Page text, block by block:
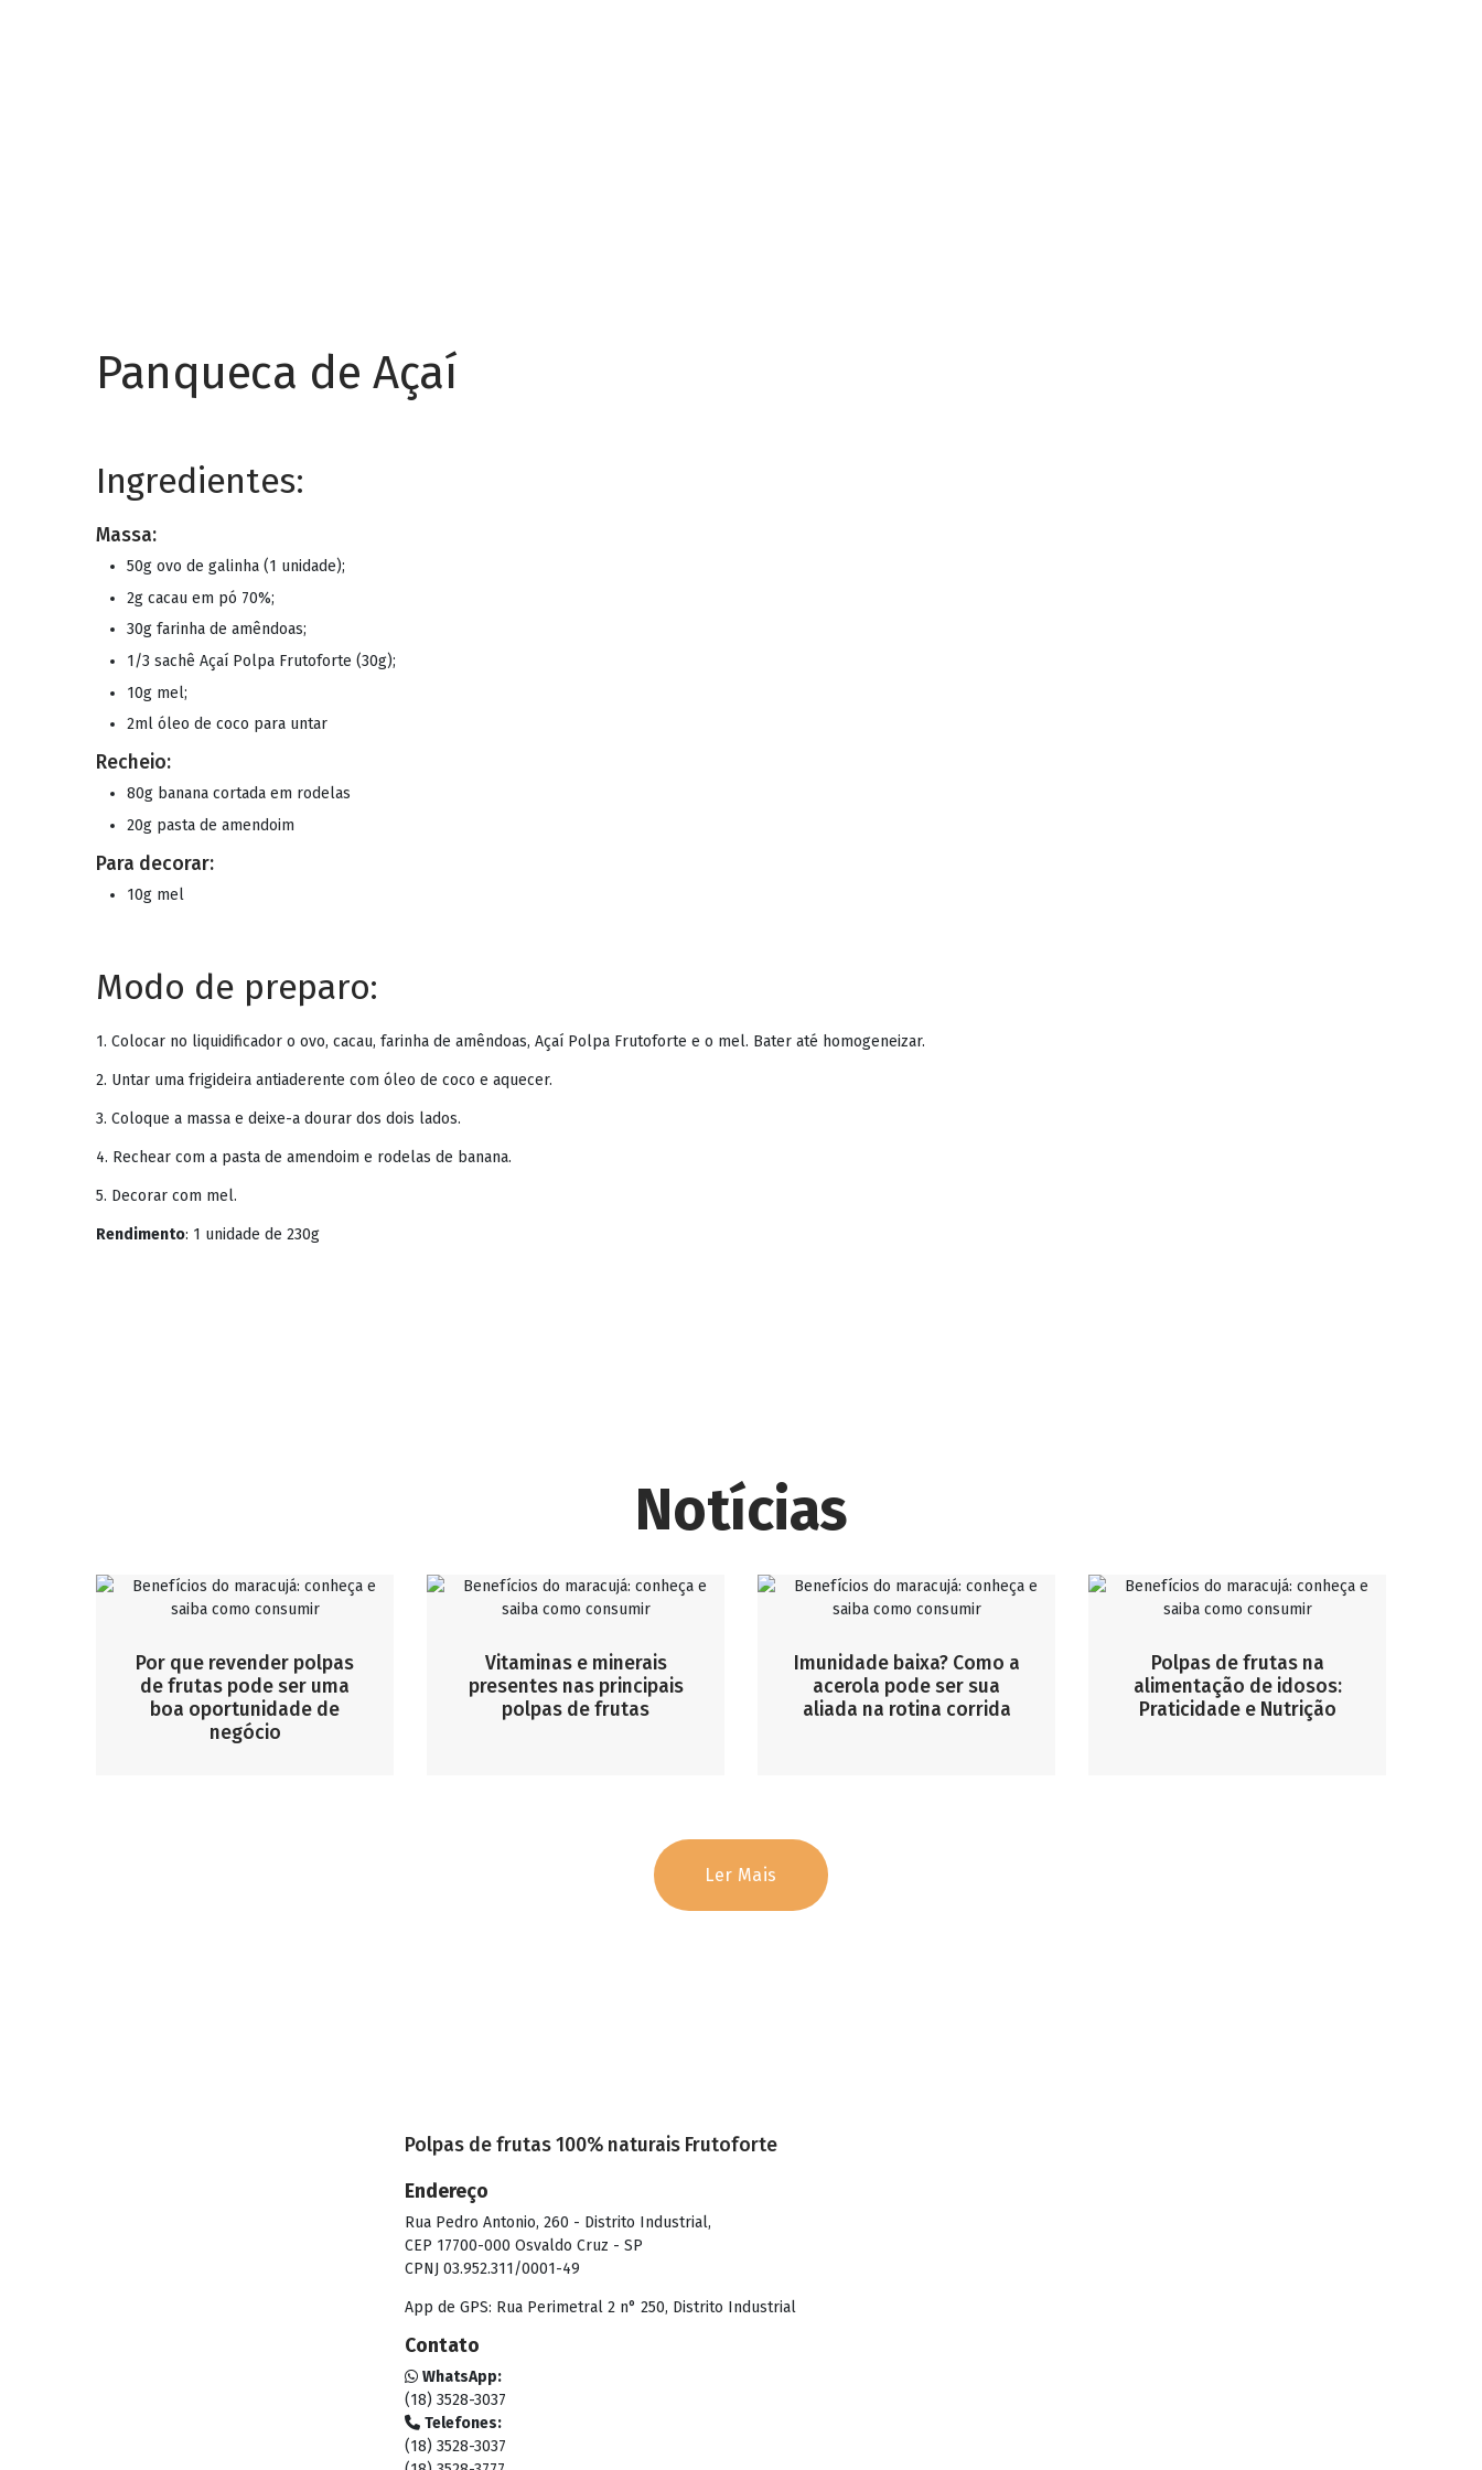
Panqueca de Açaí
Ingredientes:
Massa:
50g ovo de galinha (1 unidade);
2g cacau em pó 70%;
30g farinha de amêndoas;
1/3 sachê Açaí Polpa Frutoforte (30g);
10g mel;
2ml óleo de coco para untar
Recheio:
80g banana cortada em rodelas
20g pasta de amendoim
Para decorar:
10g mel
Modo de preparo:
1. Colocar no liquidificador o ovo, cacau, farinha de amêndoas, Açaí Polpa Frutoforte e o mel. Bater até homogeneizar.
2. Untar uma frigideira antiaderente com óleo de coco e aquecer.
3. Coloque a massa e deixe-a dourar dos dois lados.
4. Rechear com a pasta de amendoim e rodelas de banana.
5. Decorar com mel.
Rendimento: 1 unidade de 230g
Notícias
Por que revender polpas
de frutas pode ser uma
boa oportunidade de
negócio
Vitaminas e minerais
presentes nas principais
polpas de frutas
Imunidade baixa? Como a
acerola pode ser sua
aliada na rotina corrida
Polpas de frutas na
alimentação de idosos:
Praticidade e Nutrição
Ler Mais
Polpas de frutas 100% naturais Frutoforte
Endereço
Rua Pedro Antonio, 260 - Distrito Industrial,
CEP 17700-000 Osvaldo Cruz - SP
CPNJ 03.952.311/0001-49
App de GPS: Rua Perimetral 2 n° 250, Distrito Industrial
Contato
WhatsApp:
(18) 3528-3037
Telefones:
(18) 3528-3037